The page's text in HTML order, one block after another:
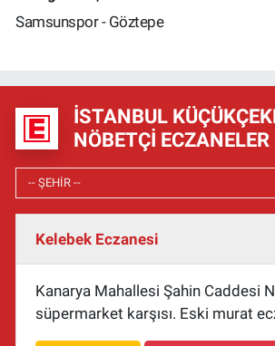
Samsunspor - Göztepe
İSTANBUL
NÖBETÇI ECZANELER
Kelebek Eczanesi
Kanarya Mahallesi Şahin Caddesi
süpermarket karşısı. Eski murat